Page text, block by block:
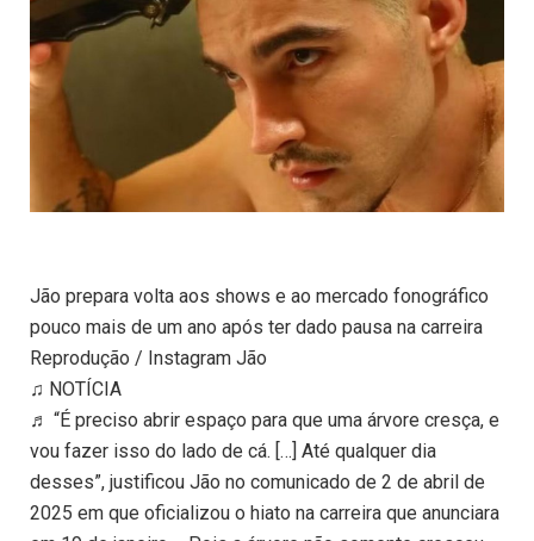
Jão prepara volta aos shows e ao mercado fonográfico
pouco mais de um ano após ter dado pausa na carreira
Reprodução / Instagram Jão
♫ NOTÍCIA
♬ “É preciso abrir espaço para que uma árvore cresça, e
vou fazer isso do lado de cá. […] Até qualquer dia
desses”, justificou Jão no comunicado de 2 de abril de
2025 em que oficializou o hiato na carreira que anunciara